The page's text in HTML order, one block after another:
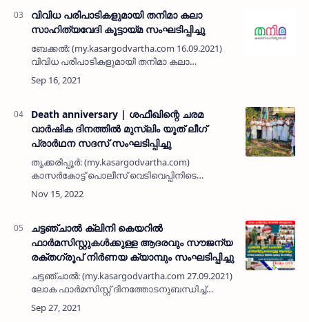
വിവിധ പരിപാടികളുമായി തനിമാ കലാ
സാഹിത്യവേദി കൂട്ടായ്മ സംഘടിപ്പിച്ചു
ബേക്കൽ: (my.kasargodvartha.com 16.09.2021)
വിവിധ പരിപാടികളുമായി തനിമാ കലാ
സാഹിത്യവേദി കൂട്ടായ്മ സംഘടിപ്പിച്ചു.
ഇബ്രാഹിം ചെർക്കളയുടെ 'പ്രവാസിയും ഓർമ
Death anniversary | ശഫീഖിന്റെ ചരമ
വാർഷിക ദിനത്തിൽ മുസ്‌ലിം യൂത് ലീഗ്
പ്രാർഥന സദസ് സംഘടിപ്പിച്ചു
തൃക്കരിപ്പൂർ: (my.kasargodvartha.com)
കാസർകോട്ട് പൊലീസ് വെടിവെപ്പിനിടെ
മരണപ്പെട്ട യൂത് ലീഗ് പ്രവർത്തകൻ ചെറുവത്തൂർ
കൈതക്കാട്ടെ ശഫീഖിന്റെ 13-ാം ചരമ വാർഷിക
ചട്ടഞ്ചാൽ ക്ലിനി കെയറിൽ
ഫാർമസിസ്റ്റുകൾക്കുള്ള ആദരവും സൗജന്യ
രക്തഗ്രൂപ് നിർണയ ക്യാമ്പും സംഘടിപ്പിച്ചു
ചട്ടഞ്ചാൽ: (my.kasargodvartha.com 27.09.2021)
ലോക ഫാർമസിസ്റ്റ് ദിനത്തോടനുബന്ധിച്ച്
ചട്ടഞ്ചാൽ ക്ലിനി കെയറിൽ
ഫാർമസിസ്റ്റുകൾക്കുള്ള ആദരവും സൗജന്യ